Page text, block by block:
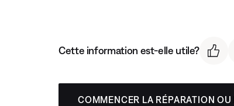
Cette information est-elle utile?
COMMENCER LA RÉPARATION